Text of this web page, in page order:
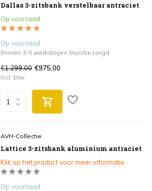
Dallas 3-zitsbank verstelbaar antraciet
Op voorraad
Op voorraad
Binnen 3-5 werkdagen thuisbezorgd.
€1.299,00 €975,00
Incl. btw
AVH-Collectie
Lattice 3-zitsbank aluminium antraciet
Klik op het product voor meer informatie
Op voorraad